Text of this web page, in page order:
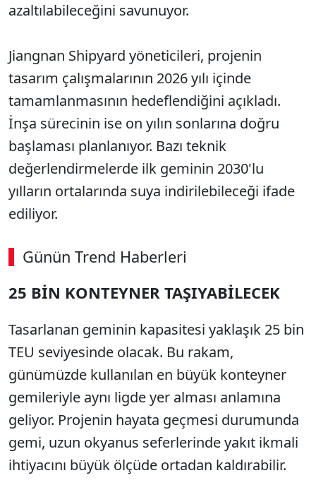
azaltılabileceğini savunuyor.
Jiangnan Shipyard yöneticileri, projenin
tasarım çalışmalarının 2026 yılı içinde
tamamlanmasının hedeflendiğini açıkladı.
İnşa sürecinin ise on yılın sonlarına doğru
başlaması planlanıyor. Bazı teknik
değerlendirmelerde ilk geminin 2030'lu
yılların ortalarında suya indirilebileceği ifade
ediliyor.
Günün Trend Haberleri
00:02 / 08:06
Sesi Aç
25 BİN KONTEYNER TAŞIYABİLECEK
Tasarlanan geminin kapasitesi yaklaşık 25 bin
TEU seviyesinde olacak. Bu rakam,
günümüzde kullanılan en büyük konteyner
gemileriyle aynı ligde yer alması anlamına
geliyor. Projenin hayata geçmesi durumunda
gemi, uzun okyanus seferlerinde yakıt ikmali
ihtiyacını büyük ölçüde ortadan kaldırabilir.